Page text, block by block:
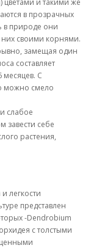
и такими же
в прозрачных
в природе они
них своими корнями.
замещая один
составляет
месяцев. С
можно смело
слабое
завести себе
растения,
легкости
представлен
-Dendrobium
с толстыми